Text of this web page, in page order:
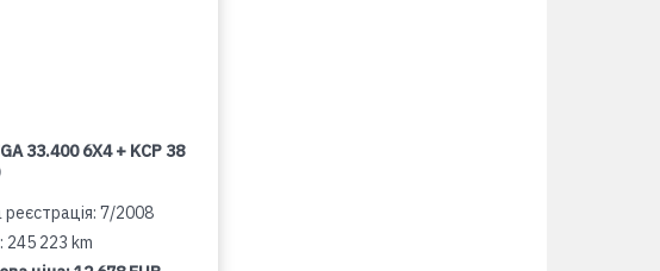
33.400 6X4 + KCP 38
7/2008
245 223 km